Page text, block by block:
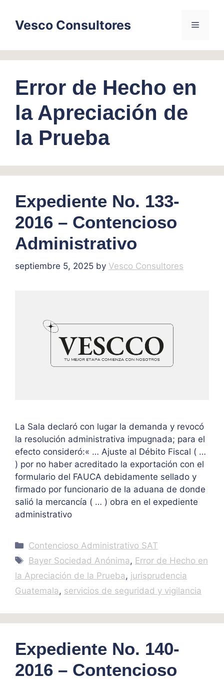
contentVesco Consultores Menu
Error de Hecho en
la Apreciación de
la Prueba
Expediente No. 133-
2016 – Contencioso
Administrativo
septiembre 5, 2025 by Vesco Consultores
La Sala declaró con lugar la demanda y revocó
la resolución administrativa impugnada; para el
efecto consideró:« … Ajuste al Débito Fiscal ( …
) por no haber acreditado la exportación con el
formulario del FAUCA debidamente sellado y
firmado por funcionario de la aduana de donde
salió la mercancía ( … ) obra en el expediente
administrativo
Categories
Contencioso Administrativo SAT
Tags
Bayer Sociedad Anónima, Error de Hecho en
la Apreciación de la Prueba, jurisprudencia
Guatemala, servicios de seguridad y vigilancia
Expediente No. 140-
2016 – Contencioso